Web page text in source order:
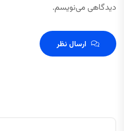
دیدگاهی می‌نویسم.
ارسال نظر